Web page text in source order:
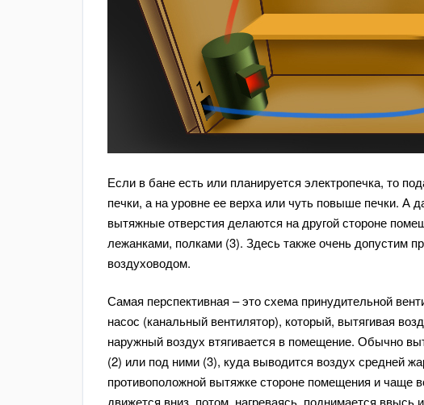
Если в бане есть или планируется электропечка, то
печки, а на уровне ее верха или чуть повыше печки. А
вытяжные отверстия делаются на другой стороне
лежанками, полками (3). Здесь также очень допустим
воздуховодом.
Самая перспективная – это схема принудительной
насос (канальный вентилятор), который, вытягивая
наружный воздух втягивается в помещение. Обычно
(2) или под ними (3), куда выводится воздух средней
противоположной вытяжке стороне помещения и чаще
движется вниз, потом, нагреваясь, поднимается ввысь